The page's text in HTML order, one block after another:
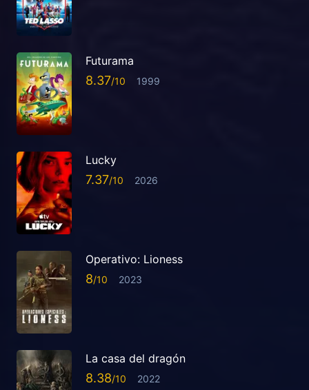
Futurama
8.37 1999
Lucky
7.37 2026
Operativo: Lioness
8 2023
La casa del dragón
8.38 2022